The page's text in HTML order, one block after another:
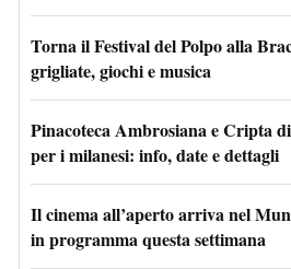
Torna il Festival del Polpo alla
grigliate, giochi e musica
Pinacoteca Ambrosiana e Cripta
per i milanesi: info, date e dettagli
Il cinema all’aperto arriva nel
in programma questa settimana